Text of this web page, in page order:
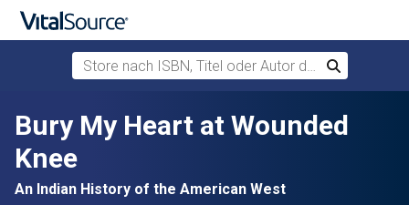
Store nach ISBN, Titel oder Autor durchsuchen
Suchen
Bury My Heart at Wounded
Knee
An Indian History of the American West